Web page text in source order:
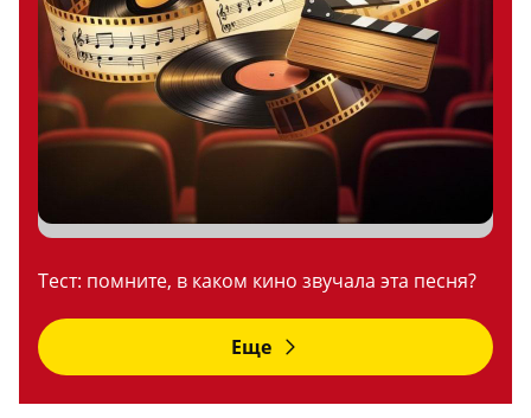
Тест: помните, в каком кино звучала эта песня?
Еще